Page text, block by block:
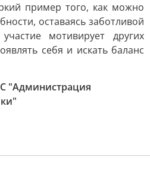
пример того, как можно
оставаясь заботливой
мотивирует других
себя и искать баланс
"Администрация